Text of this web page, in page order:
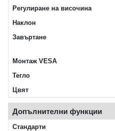
Регулиране на височина
Наклон
Завъртане
Монтаж VESA
Тегло
Цвят
Допълнителни функции
Стандарти